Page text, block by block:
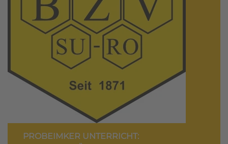
PROBEIMKER UNTERRICHT: